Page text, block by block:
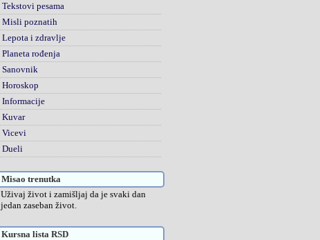
Tekstovi pesama
Misli poznatih
Lepota i zdravlje
Planeta rođenja
Sanovnik
Horoskop
Informacije
Kuvar
Vicevi
Dueli
Misao trenutka
Uživaj život i zamišljaj da je svaki dan
jedan zaseban život.
Kursna lista RSD